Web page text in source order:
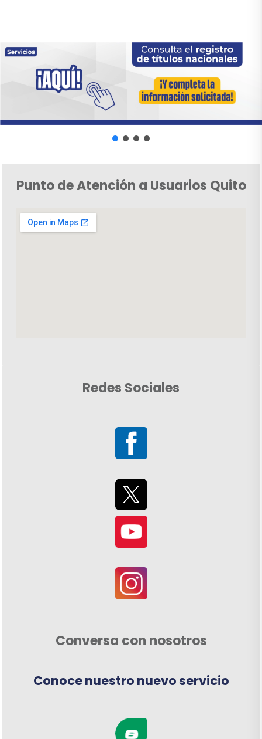
Punto de Atención a Usuarios Quito
Redes Sociales
Conversa con nosotros
Conoce nuestro nuevo servicio